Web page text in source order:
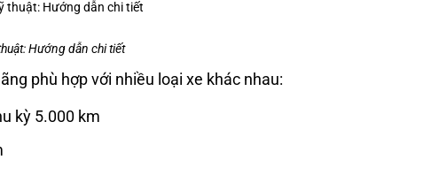
Hướng dẫn chi tiết
phù hợp với nhiều loại xe khác nhau:
kỳ 5.000 km